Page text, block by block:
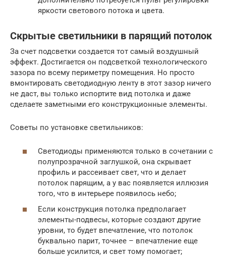
яркости светового потока и цвета.
Скрытые светильники в парящий потолок
За счет подсветки создается тот самый воздушный
эффект. Достигается он подсветкой технологического
зазора по всему периметру помещения. Но просто
вмонтировать светодиодную ленту в этот зазор ничего
не даст, вы только испортите вид потолка и даже
сделаете заметными его конструкционные элементы.
Советы по установке светильников:
Светодиоды применяются только в сочетании с
полупрозрачной заглушкой, она скрывает
профиль и рассеивает свет, что и делает
потолок парящим, а у вас появляется иллюзия
того, что в интерьере появилось небо;
Если конструкция потолка предполагает
элементы-подвесы, которые создают другие
уровни, то будет впечатление, что потолок
буквально парит, точнее – впечатление еще
больше усилится, и свет тому помогает;